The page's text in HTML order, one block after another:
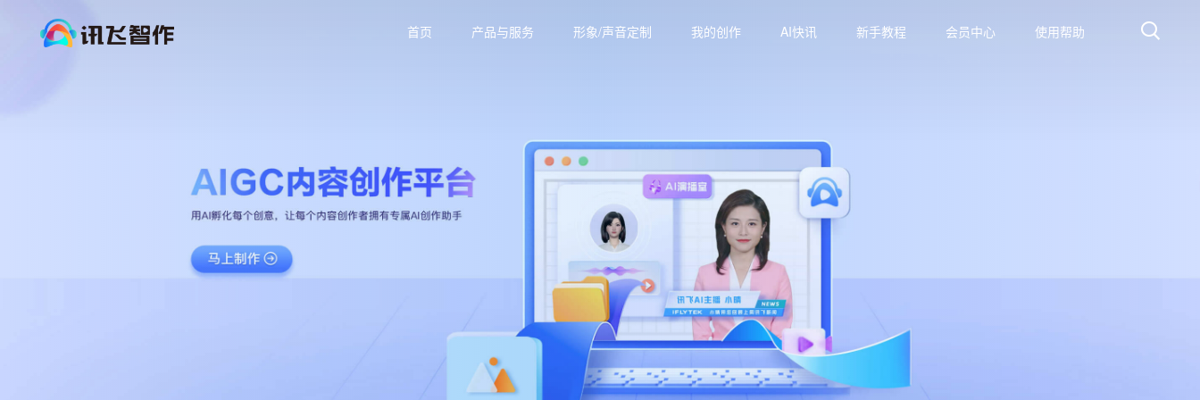
首页 产品与服务 形象/声音定制 我的创作 AI快讯 新手教程 会员中心 使用帮助